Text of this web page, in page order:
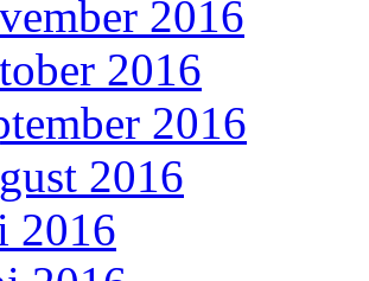
2016
2016
2016
2016
2016